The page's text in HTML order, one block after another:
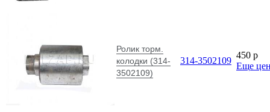
Ролик торм.
колодки (314-
3502109)
314-3502109
450 p
Еще